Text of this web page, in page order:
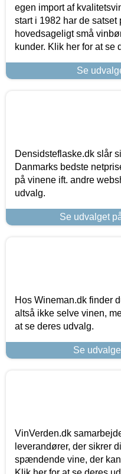
egen import af
start i 1982 har de satset
hovedsageligt små
kunder. Klik her for at se
Se
Densidsteflaske.dk slår
Danmarks bedste
på vinene ift. andre
udvalg.
Se udvalget
Hos Wineman.dk finder
altså ikke selve vinen,
at se deres udvalg.
Se
VinVerden.dk
leverandører, der sikrer
spændende vine, der